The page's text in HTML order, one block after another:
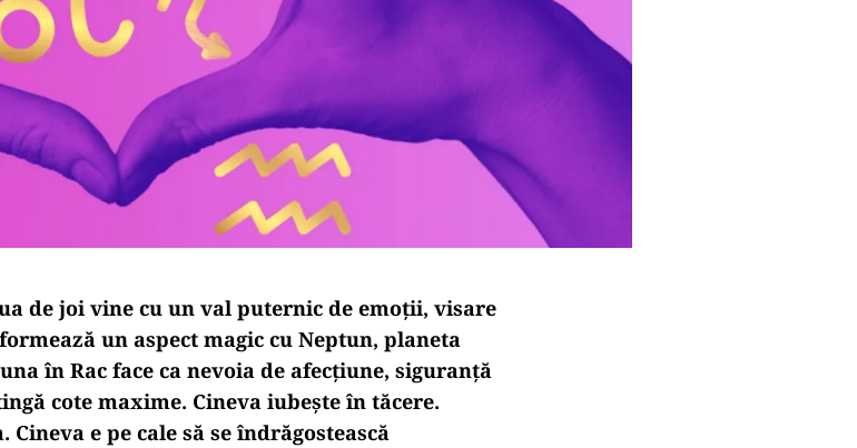
de joi vine cu un val puternic de emoții, visare
un aspect magic cu Neptun, planeta
în Rac face ca nevoia de afecțiune, siguranță
cote maxime. Cineva iubește în tăcere.
e pe cale să se îndrăgostească